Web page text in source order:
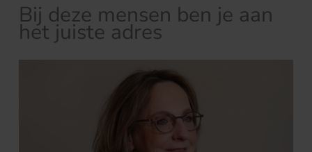
Bij deze mensen ben je aan
het juiste adres